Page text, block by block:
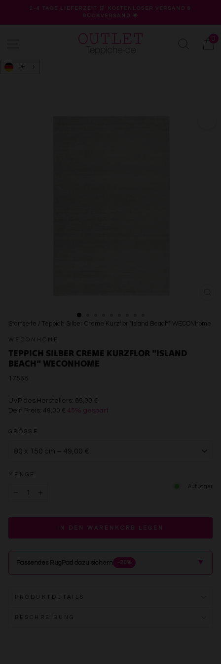
Inhalt
Pause
2-4 TAGE LIEFERZEIT 🛒 KOSTENLOSER VERSAND &
RÜCKVERSAND 🌟
Suche0
Startseite / Teppich Silber Creme Kurzflor "Island Beach" WECONhome
WECONHOME
TEPPICH SILBER CREME KURZFLOR "ISLAND
BEACH" WECONHOME
17568
UVP des Herstellers: 89,00 €€89,00
Dein Preis: 49,00 € 45% gespart
GRÖSSE
MENGE
Auf Lager
IN DEN WARENKORB LEGEN
Passendes RugPad dazu sichern −20% ▲
PRODUKTDETAILS
BESCHREIBUNG